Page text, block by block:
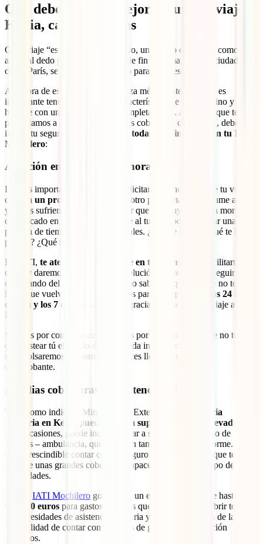
Qué debe tener el mejor seguro de viaje
Kenia, características
Cada viaje “es un mundo”. Por ello, un seguro que te iría como
anillo al dedo para una escapada de fin de semana a una ciudad
como París, se puede quedar corto para este destino.
A la hora de escoger la mejor póliza médica internacional es
importante tener en cuenta las características de cada destino y
hacerse con una que se adapte completamente. Así, estas que te
presentamos a continuación son las coberturas que, sí o sí, debe
incluir tu seguro de viaje a Kenia, todas ellas incluidas en tu IATI
Mochilero:
Atención en tu idioma 24 horas
Lo más importante a la hora de solicitar asistencia durante tu viaje es
que sea un proceso sencillo
y no otro problema que se sume al que
ya estás sufriendo. ¿Imaginas tener que pedir ayuda en un momento
complicado en un idioma diferente al tuyo? Podría resultar una gran
pérdida de tiempo y detalles cruciales. ¿Dónde estás? ¿Qué te ha
pasado? ¿Qué necesitas?
En IATI, te atenderemos siempre en tu idioma
para facilitarte las
cosas y daremos con una rápida solución que te permita seguir
disfrutando del país. Además, como sabemos que tu viaje no termina
hasta que vuelvas a casa, estaremos para ti
disponibles las 24 horas
del día y los 7 días
de la semana gracias a tu seguro de viaje a
Kenia.
Si optas por contactar con nosotros por teléfono, para que no tengas
que costear tú el precio de la llamada internacional, te
reembolsaremos el gasto si nos haces llegar el respectivo
comprobante.
Amplias coberturas de asistencia médica
Tal y como indica el Ministerio de Exteriores,
la asistencia
sanitaria en Kenia puede llegar a suponer un gasto elevadísimo
y, en ocasiones, puede incluso llegar a ser necesario el uso de
aviones – ambulancia, que suponen también un coste enorme. Así,
es imprescindible contar con un seguro de viaje a Kenia que te
asegure unas grandes coberturas capaces de cubrir este tipo de
necesidades.
IATI Mochilero gozarás de un enorme colchón de hasta
600.000 euros para gastos médicos que te asegurarán cubrir todas
tus necesidades de asistencia sanitaria y, además, gozarás de la
tranquilidad de contar con el 100% de gastos de repatriación
cubiertos.